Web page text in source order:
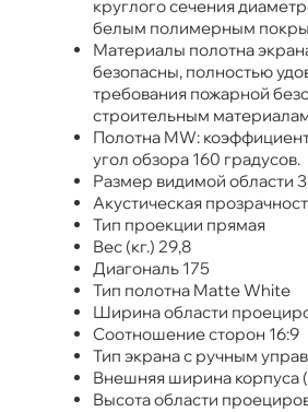
круглого сечения
белым полимерным
Материалы полотна
безопасны, полностью
требования пожарной
строительным
Полотна MW:
угол обзора 160 градусов.
Размер видимой области
Акустическая
Тип проекции прямая
Вес (кг.) 29,8
Диагональ 175
Тип полотна Matte White
Ширина области
Соотношение сторон 16:9
Тип экрана с ручным
Внешняя ширина корпуса
Высота области